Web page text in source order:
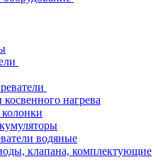
нагрева
водяные
клапана, комплектующие